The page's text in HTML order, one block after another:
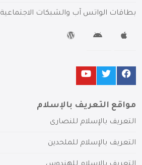
بطاقات الواتس آب والشبكات الاجتماعية
مواقع التعريف بالإسلام
التعريف بالإسلام للنصارى
التعريف بالإسلام للملحدين